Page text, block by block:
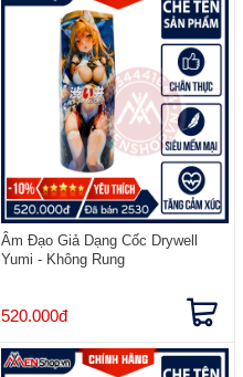
Âm Đạo Giả Dạng Cốc Drywell
Yumi - Không Rung
520.000đ